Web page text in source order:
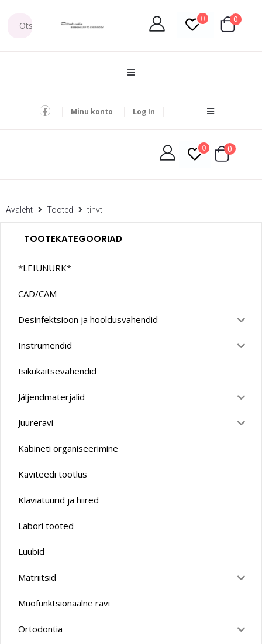
0 0
Minu konto Log In
0 0
Avaleht Tooted tihvt
TOOTEKATEGOORIAD
*LEIUNURK*
CAD/CAM
Desinfektsioon ja hooldusvahendid
Instrumendid
Isikukaitsevahendid
Jäljendmaterjalid
Juureravi
Kabineti organiseerimine
Kaviteedi töötlus
Klaviatuurid ja hiired
Labori tooted
Luubid
Matriitsid
Müofunktsionaalne ravi
Ortodontia